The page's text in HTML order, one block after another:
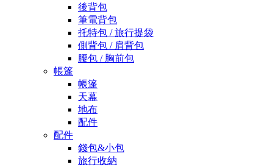
後背包
筆電背包
托特包 / 旅行提袋
側背包 / 肩背包
腰包 / 胸前包
帳篷
帳篷
天幕
地布
配件
配件
錢包&小包
旅行收納